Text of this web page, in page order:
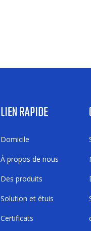
LIEN RAPIDE
Domicile
À propos de nous
Des produits
Solution et étuis
Certificats